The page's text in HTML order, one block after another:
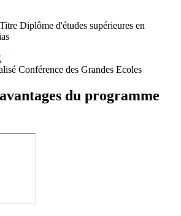
du programme